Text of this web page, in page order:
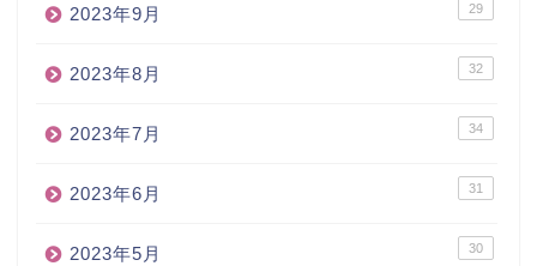
2023年9月 29
2023年8月 32
2023年7月 34
2023年6月 31
2023年5月 30